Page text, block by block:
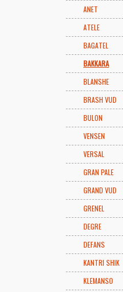
ANET
ATELE
BAGATEL
BAKKARA
BLANSHE
BRASH VUD
BULON
VENSEN
VERSAL
GRAN PALE
GRAND VUD
GRENEL
DEGRE
DEFANS
KANTRI SHIK
KLEMANSO